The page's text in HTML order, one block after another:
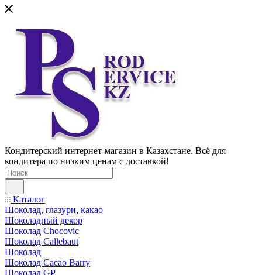
Кондитерский интернет-магазин в Казахстане. Всё для
кондитера по низким ценам с доставкой!
Каталог
Шоколад, глазури, какао
Шоколадный декор
Шоколад Chocovic
Шоколад Callebaut
Шоколад
Шоколад Cacao Barry
Шоколад GP